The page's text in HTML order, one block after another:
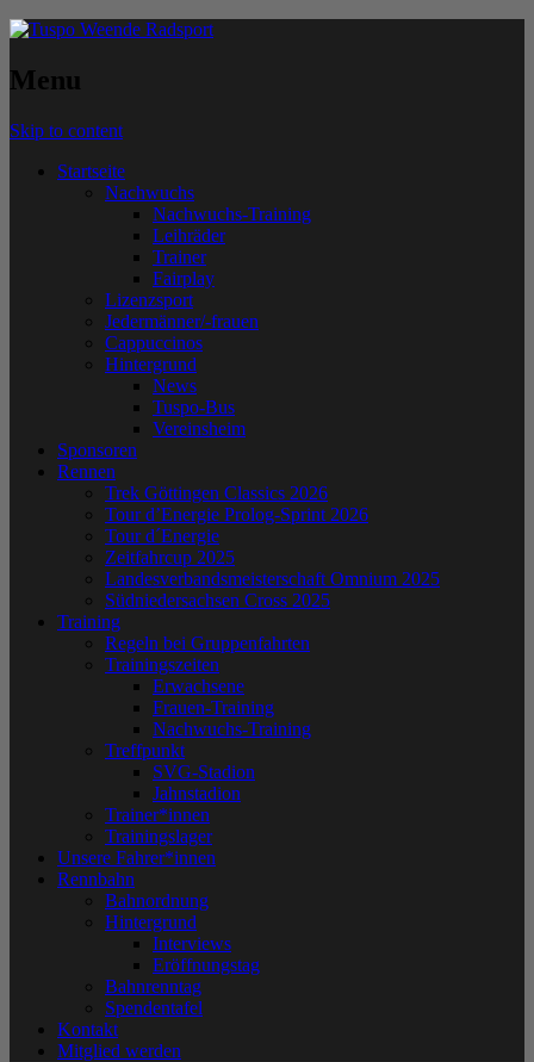
Menu
Skip to content
Startseite
Nachwuchs
Nachwuchs-Training
Leihräder
Trainer
Fairplay
Lizenzsport
Jedermänner/-frauen
Cappuccinos
Hintergrund
News
Tuspo-Bus
Vereinsheim
Sponsoren
Rennen
Trek Göttingen Classics 2026
Tour d’Energie Prolog-Sprint 2026
Tour d´Energie
Zeitfahrcup 2025
Landesverbandsmeisterschaft Omnium 2025
Südniedersachsen Cross 2025
Training
Regeln bei Gruppenfahrten
Trainingszeiten
Erwachsene
Frauen-Training
Nachwuchs-Training
Treffpunkt
SVG-Stadion
Jahnstadion
Trainer*innen
Trainingslager
Unsere Fahrer*innen
Rennbahn
Bahnordnung
Hintergrund
Interviews
Eröffnungstag
Bahnrenntag
Spendentafel
Kontakt
Mitglied werden